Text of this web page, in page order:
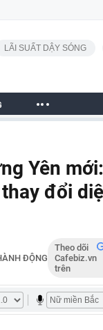
LÃI SUẤT DẬY SÓNG
Yên mới:
đổi
ĐỘNG
Theo dõi
Cafebiz.vn
trên